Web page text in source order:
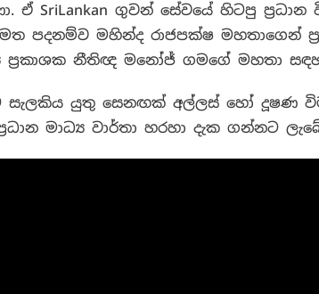
ඒ SriLankan ගුවන් සේවයේ හිටපු
මත පදනම්ව මහින්ද රාජපක්ෂ මහතාගෙන්
ප්‍රකාශක නීතිඥ මනෝජ් ගමගේ මහතා
සැලකිය යුතු සෙනඟක් අල්ලස් හෝ දූෂණ
මාධ්‍ය වාර්තා හරහා දැක ගන්නට